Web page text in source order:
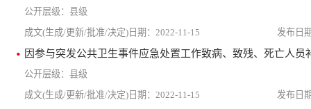
县级
2022-11-15
因参与突发公共卫生事件应急处置工作致病、致残、死亡人员
县级
2022-11-15